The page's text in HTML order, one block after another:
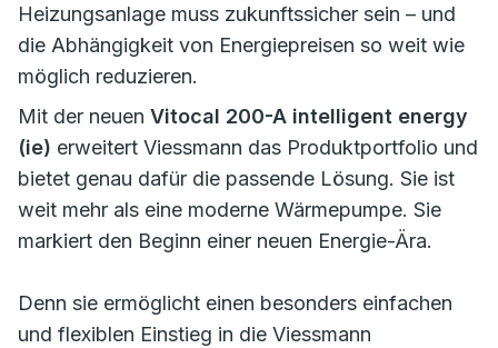
Heizungsanlage muss zukunftssicher sein – und
die Abhängigkeit von Energiepreisen so weit wie
möglich reduzieren.
Mit der neuen Vitocal 200-A intelligent energy
(ie) erweitert Viessmann das Produktportfolio und
bietet genau dafür die passende Lösung. Sie ist
weit mehr als eine moderne Wärmepumpe. Sie
markiert den Beginn einer neuen Energie-Ära.
Denn sie ermöglicht einen besonders einfachen
und flexiblen Einstieg in die Viessmann